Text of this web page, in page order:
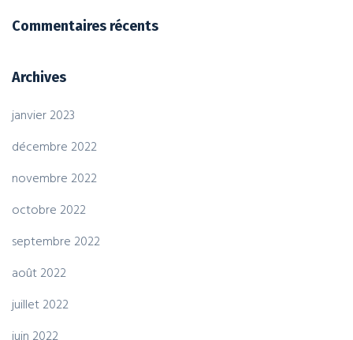
Commentaires récents
Archives
janvier 2023
décembre 2022
novembre 2022
octobre 2022
septembre 2022
août 2022
juillet 2022
juin 2022